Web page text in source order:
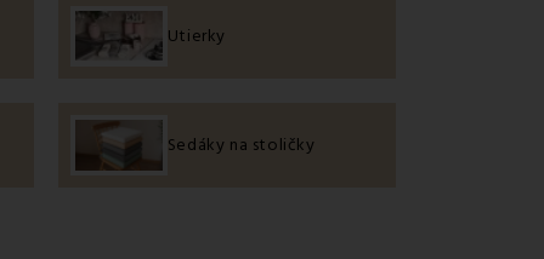
Utierky
Sedáky na stoličky